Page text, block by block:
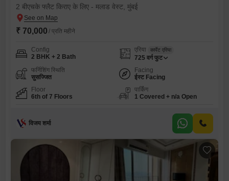
2 बीएचके फ्लैट किराए के लिए - मलाड वेस्ट, मुंबई
₹ 70,000 / प्रति महीने
Config
2 BHK + 2 Bath
एरिया कार्पेट एरिया
725 वर्ग फुट
फर्निशिंग स्थिति
सुसज्जित
Facing
ईस्ट Facing
Floor
6th of 7 Floors
पार्किंग
1 Covered + n/a Open
विजय शर्मा